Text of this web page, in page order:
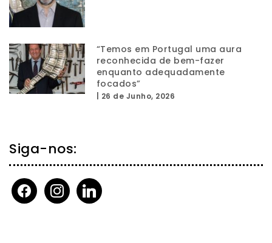
“Temos em Portugal uma aura
reconhecida de bem-fazer
enquanto adequadamente
focados”
26 de Junho, 2026
Siga-nos:
facebookinstagramlinkedin